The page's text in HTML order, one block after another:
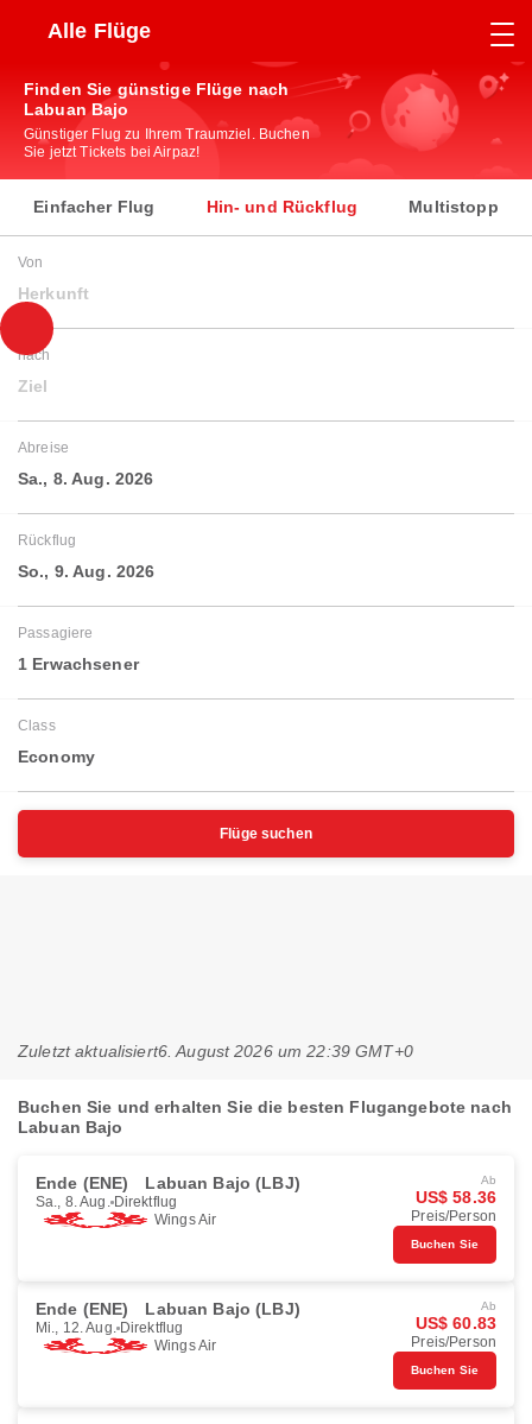
Alle Flüge
Finden Sie günstige Flüge nach
Labuan Bajo
Günstiger Flug zu Ihrem Traumziel. Buchen
Sie jetzt Tickets bei Airpaz!
Einfacher Flug Hin- und Rückflug Multistopp
Von
Herkunft
nach
Ziel
Abreise
Sa., 8. Aug. 2026
Rückflug
So., 9. Aug. 2026
Passagiere
1 Erwachsener
Class
Economy
Flüge suchen
Zuletzt aktualisiert6. August 2026 um 22:39 GMT+0
Buchen Sie und erhalten Sie die besten Flugangebote nach
Labuan Bajo
Ende (ENE) Labuan Bajo (LBJ)
Sa., 8. Aug. Direktflug
Wings Air
Ab
US$ 58.36
Preis/Person
Buchen Sie
Ende (ENE) Labuan Bajo (LBJ)
Mi., 12. Aug. Direktflug
Wings Air
Ab
US$ 60.83
Preis/Person
Buchen Sie